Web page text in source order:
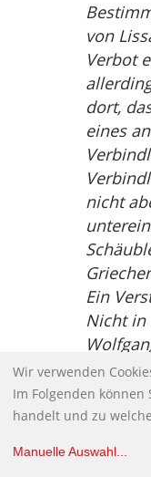
von
Verbot
dort,
eines
nicht
Ein
Nicht in
nicht
um
Sie
Wir verwenden
Im Folgenden können
handelt und zu
Manuelle Auswahl...